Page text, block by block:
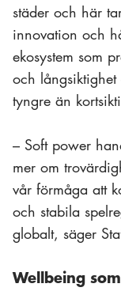
städer och här
innovation och
ekosystem som
och
tyngre än
– Soft power
mer om
vår förmåga att
och stabila
globalt, säger
Wellbeing